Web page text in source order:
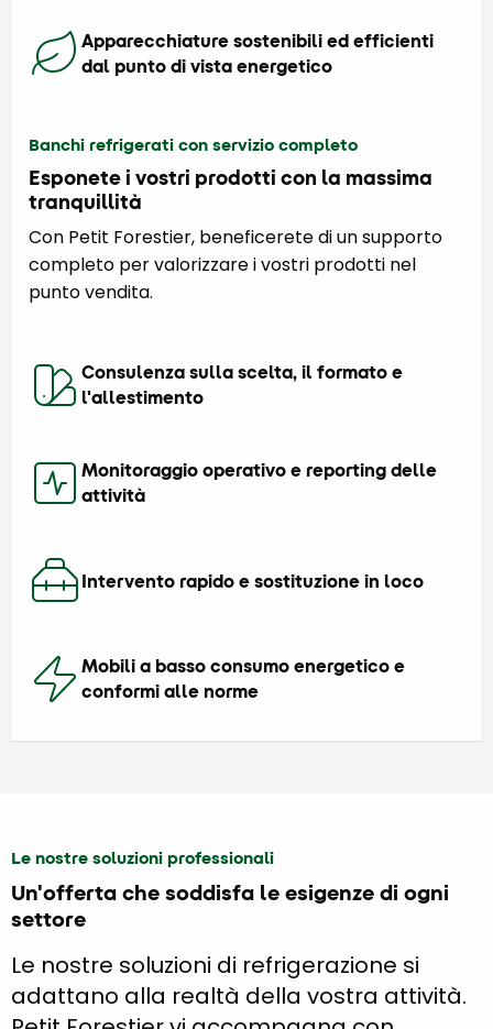
Apparecchiature sostenibili ed efficienti
dal punto di vista energetico
Banchi refrigerati con servizio completo
Esponete i vostri prodotti con la massima
tranquillità
Con Petit Forestier, beneficerete di un supporto
completo per valorizzare i vostri prodotti nel
punto vendita.
Consulenza sulla scelta, il formato e
l'allestimento
Monitoraggio operativo e reporting delle
attività
Intervento rapido e sostituzione in loco
Mobili a basso consumo energetico e
conformi alle norme
Le nostre soluzioni professionali
Un'offerta che soddisfa le esigenze di ogni
settore
Le nostre soluzioni di refrigerazione si
adattano alla realtà della vostra attività.